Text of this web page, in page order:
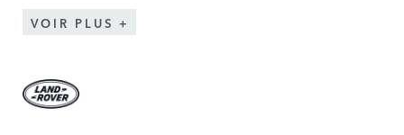
VOIR PLUS